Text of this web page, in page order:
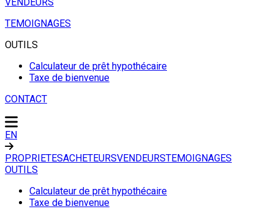
TEMOIGNAGES
OUTILS
Calculateur de prêt hypothécaire
Taxe de bienvenue
CONTACT
EN
PROPRIETESACHETEURSVENDEURSTEMOIGNAGES
OUTILS
Calculateur de prêt hypothécaire
Taxe de bienvenue